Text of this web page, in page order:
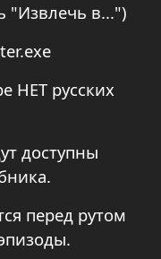
"Извлечь в...")
НЕТ русских
доступны
перед рутом